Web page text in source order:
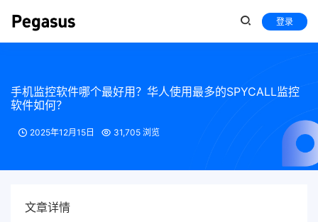
登录
手机监控软件哪个最好用？华人使用最多的SPYCALL监控
软件如何？
2025年12月15日 31,705 浏览
文章详情